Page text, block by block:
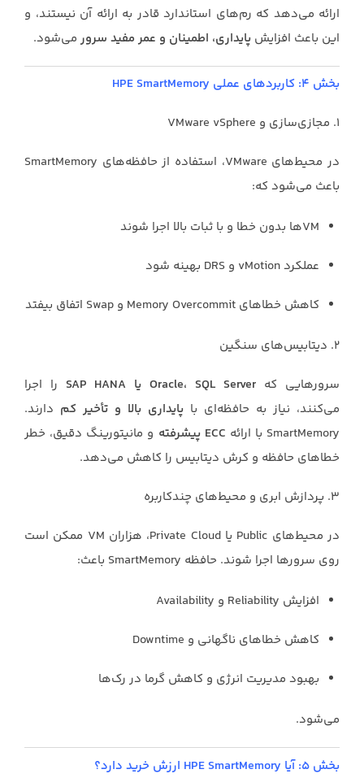
ارائه می‌دهد که رم‌های استاندارد قادر به ارائه آن نیستند، و
این باعث افزایش پایداری، اطمینان و عمر مفید سرور می‌شود.
بخش ۴: کاربردهای عملی HPE SmartMemory
۱. مجازی‌سازی و VMware vSphere
در محیط‌های VMware، استفاده از حافظه‌های SmartMemory
باعث می‌شود که:
VMها بدون خطا و با ثبات بالا اجرا شوند
عملکرد vMotion و DRS بهینه شود
کاهش خطاهای Memory Overcommit و Swap اتفاق بیفتد
۲. دیتابیس‌های سنگین
سرورهایی که Oracle، SQL Server یا SAP HANA
را اجرا
می‌کنند، نیاز به حافظه‌ای با پایداری بالا و تأخیر کم دارند.
SmartMemory با ارائه
ECC پیشرفته
و مانیتورینگ دقیق، خطر
خطاهای حافظه و کرش دیتابیس را کاهش می‌دهد.
۳. پردازش ابری و محیط‌های چندکاربره
در محیط‌های Public یا Private Cloud، هزاران VM ممکن است
روی سرورها اجرا شوند. حافظه SmartMemory باعث:
افزایش Reliability و Availability
کاهش خطاهای ناگهانی و Downtime
بهبود مدیریت انرژی و کاهش گرما در رک‌ها
می‌شود.
بخش ۵: آیا HPE SmartMemory ارزش خرید دارد؟